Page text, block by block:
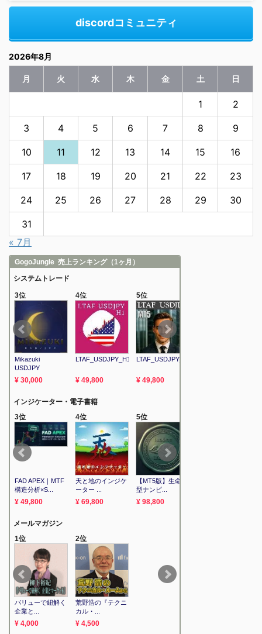
discordコミュニティ
2026年8月
月 火 水 木 金 土 日
1 2
3 4 5 6 7 8 9
10 11 12 13 14 15 16
17 18 19 20 21 22 23
24 25 26 27 28 29 30
31
« 7月